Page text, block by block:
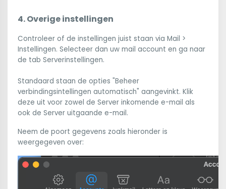
4. Overige instellingen
Controleer of de instellingen juist staan via Mail >
Instellingen. Selecteer dan uw mail account en ga naar
de tab Serverinstellingen.
Standaard staan de opties "Beheer
verbindingsintellingen automatisch" aangevinkt. Klik
deze uit voor zowel de Server inkomende e-mail als
ook de Server uitgaande e-mail.
Neem de poort gegevens zoals hieronder is
weergegeven over: